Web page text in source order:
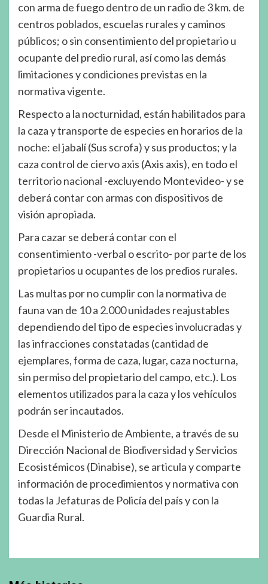
con arma de fuego dentro de un radio de 3 km. de
centros poblados, escuelas rurales y caminos
públicos; o sin consentimiento del propietario u
ocupante del predio rural, así como las demás
limitaciones y condiciones previstas en la
normativa vigente.
Respecto a la nocturnidad, están habilitados para
la caza y transporte de especies en horarios de la
noche: el jabalí (Sus scrofa) y sus productos; y la
caza control de ciervo axis (Axis axis), en todo el
territorio nacional -excluyendo Montevideo- y se
deberá contar con armas con dispositivos de
visión apropiada.
Para cazar se deberá contar con el
consentimiento -verbal o escrito- por parte de los
propietarios u ocupantes de los predios rurales.
Las multas por no cumplir con la normativa de
fauna van de 10 a 2.000 unidades reajustables
dependiendo del tipo de especies involucradas y
las infracciones constatadas (cantidad de
ejemplares, forma de caza, lugar, caza nocturna,
sin permiso del propietario del campo, etc.). Los
elementos utilizados para la caza y los vehículos
podrán ser incautados.
Desde el Ministerio de Ambiente, a través de su
Dirección Nacional de Biodiversidad y Servicios
Ecosistémicos (Dinabise), se articula y comparte
información de procedimientos y normativa con
todas la Jefaturas de Policía del país y con la
Guardia Rural.